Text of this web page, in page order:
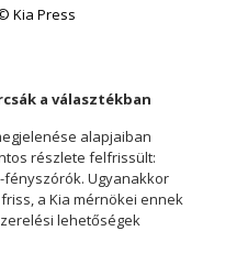
Kia Press
a választékban
alapjaiban
részlete felfrissült:
fényszórók. Ugyanakkor
a Kia mérnökei ennek
lehetőségek